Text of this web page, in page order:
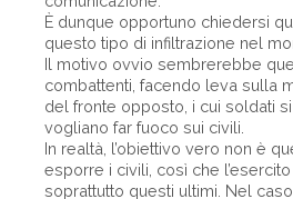
È dunque opportuno chiedersi
questo tipo di infiltrazione nel
Il motivo ovvio sembrerebbe
combattenti, facendo leva sulla
del fronte opposto, i cui soldati
vogliano far fuoco sui civili.
In realtà, l’obiettivo vero non è
esporre i civili, così che
soprattutto questi ultimi. Nel